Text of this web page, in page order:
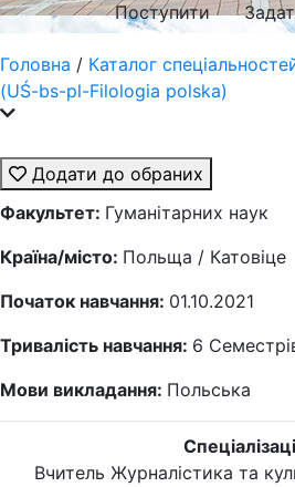
Поступити
Головна / Каталог
(UŚ-bs-pl-Filologia polska)
Додати до обраних
Факультет: Гуманітарних наук
Країна/місто: Польща / Катовіце
Початок навчання: 01.10.2021
Тривалість навчання: 6
Мови викладання: Польська
Вчитель Журналістика та